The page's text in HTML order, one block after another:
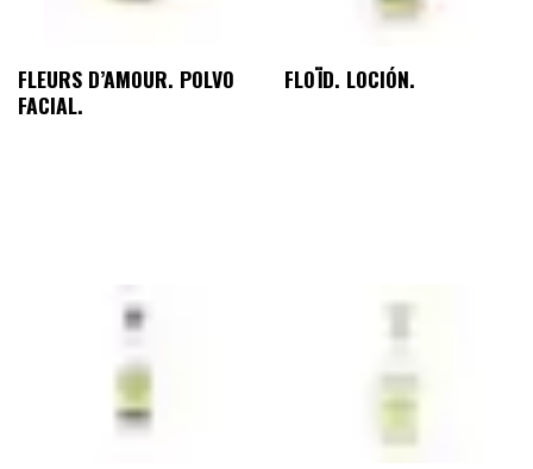
FLEURS D’AMOUR. POLVO
FACIAL.
FLOÏD. LOCIÓN.